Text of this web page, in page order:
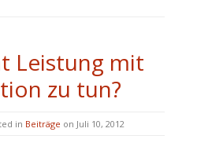
Leistung mit
zu tun?
in Beiträge on Juli 10, 2012